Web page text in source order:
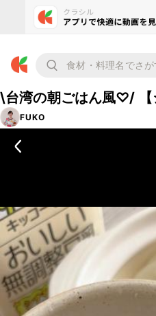
\台湾の朝ごはん風♡/ 【
FUKO